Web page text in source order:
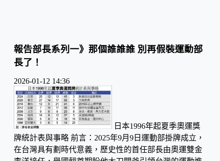
報告部長系列一》那個誰誰誰 別再假裝運動部
長了！
2026-01-12 14:36
日本1996年起夏季奧運獎
牌統計表與事略 前言：2025年9月9日運動部掛牌成立，
在台灣具有劃時代意義，歷史性的首任部長由奧運雙金